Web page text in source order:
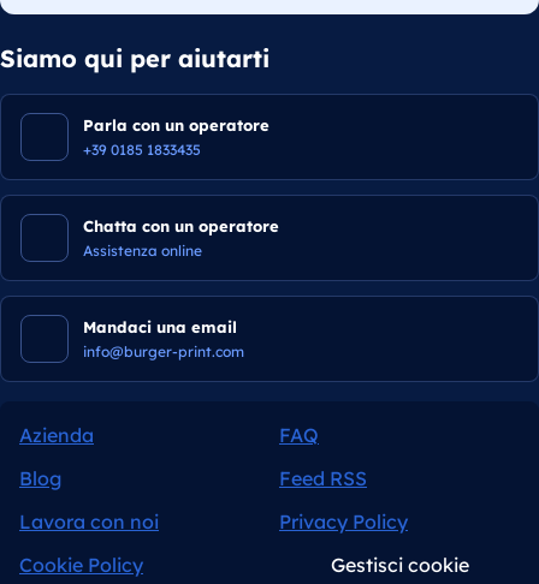
Siamo qui per aiutarti
Parla con un operatore
+39 0185 1833435
Chatta con un operatore
Assistenza online
Mandaci una email
info@burger-print.com
Azienda
FAQ
Blog
Feed RSS
Lavora con noi
Privacy Policy
Cookie Policy
Gestisci cookie